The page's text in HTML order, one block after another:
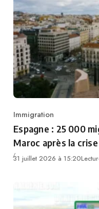
Category
Immigration
Espagne : 25 000
Maroc après la
31 juillet 2026 à 15:20